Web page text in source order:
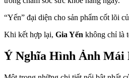
“Yến” đại diện cho sản phẩm cốt lõi
Khi kết hợp lại, Gia Yến không chỉ là
Ý Nghĩa Hình Ảnh Mái